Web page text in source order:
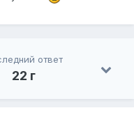
ответ
22 г